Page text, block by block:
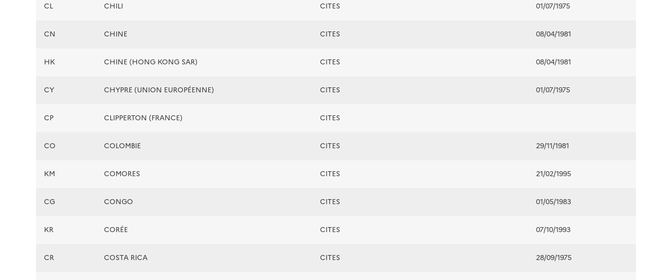
CL CHILI CITES 01/07/1975
CN CHINE CITES 08/04/1981
HK CHINE (HONG KONG SAR) CITES 08/04/1981
CY CHYPRE (UNION EUROPÉENNE) CITES 01/07/1975
CP CLIPPERTON (FRANCE) CITES
CO COLOMBIE CITES 29/11/1981
KM COMORES CITES 21/02/1995
CG CONGO CITES 01/05/1983
KR CORÉE CITES 07/10/1993
CR COSTA RICA CITES 28/09/1975